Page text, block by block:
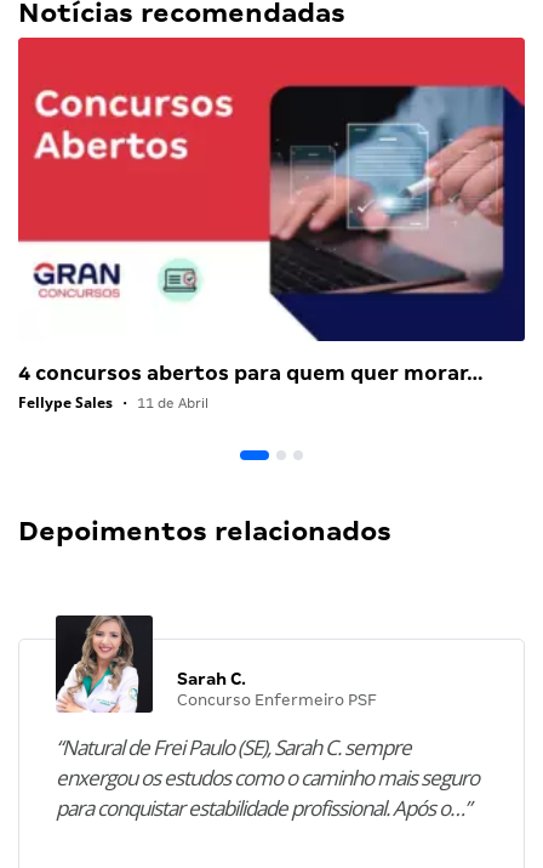
Notícias recomendadas
4 concursos abertos para quem quer morar…
Fellype Sales • 11 de Abril
Depoimentos relacionados
Sarah C.
Concurso Enfermeiro PSF
“Natural de Frei Paulo (SE), Sarah C. sempre
enxergou os estudos como o caminho mais seguro
para conquistar estabilidade profissional. Após o…”